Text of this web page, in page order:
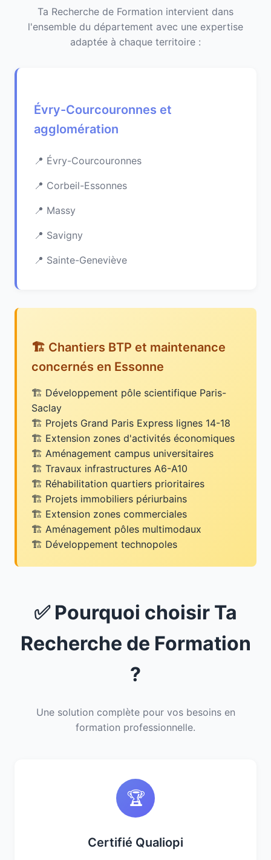
Ta Recherche de Formation intervient dans
l'ensemble du département avec une expertise
adaptée à chaque territoire :
Évry-Courcouronnes et
agglomération
Évry-Courcouronnes
Corbeil-Essonnes
Massy
Savigny
Sainte-Geneviève
🏗️ Chantiers BTP et maintenance
concernés en Essonne
Développement pôle scientifique Paris-
Saclay
Projets Grand Paris Express lignes 14-18
Extension zones d'activités économiques
Aménagement campus universitaires
Travaux infrastructures A6-A10
Réhabilitation quartiers prioritaires
Projets immobiliers périurbains
Extension zones commerciales
Aménagement pôles multimodaux
Développement technopoles
✅ Pourquoi choisir Ta
Recherche de Formation
?
Une solution complète pour vos besoins en
formation professionnelle.
🏆
Certifié Qualiopi